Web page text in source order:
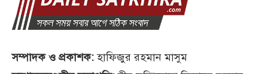
সম্পাদক ও প্রকাশক:হাফিজুর রহমান মাসুম